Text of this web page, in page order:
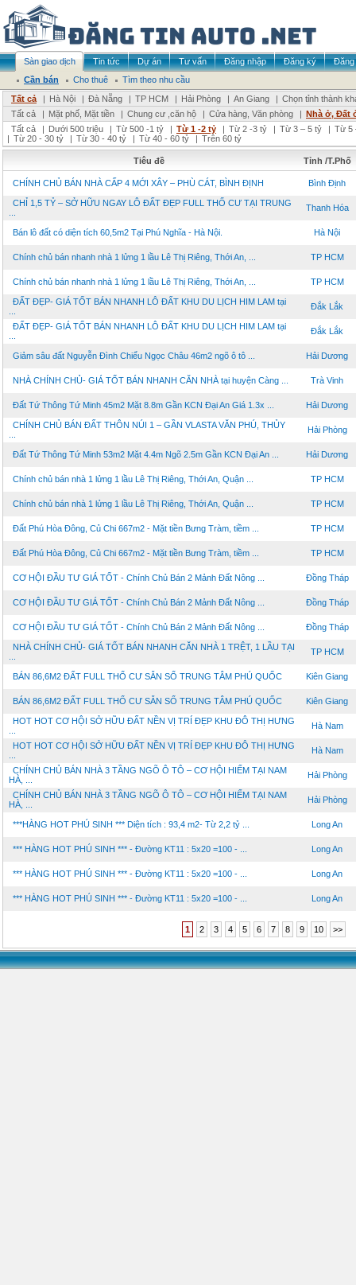
Sàn giao dịch Tin tức Dự án Tư vấn Đăng nhập Đăng ký
Đăng
Cần bán
Cho thuê
Tìm theo nhu cầu
Tất cả
| Hà Nội | Đà Nẵng | TP HCM | Hải Phòng | An Giang | Chọn tỉnh thành
Tất cả
| Mặt phố, Mặt tiền | Chung cư ,căn hộ | Cửa hàng, Văn phòng | Nhà ở, Đất
Tất cả
| Dưới 500 triệu | Từ 500 -1 tỷ | Từ 1 -2 tỷ | Từ 2 -3 tỷ | Từ 3 – 5 tỷ | Từ 5
| Từ 20 - 30 tỷ | Từ 30 - 40 tỷ | Từ 40 - 60 tỷ | Trên 60 tỷ
Tiêu đề Tỉnh /T.Phố
CHÍNH CHỦ BÁN NHÀ CẤP 4 MỚI XÂY – PHÙ CÁT, BÌNH ĐỊNH Bình Định
CHỈ 1,5 TỶ – SỞ HỮU NGAY LÔ ĐẤT ĐẸP FULL THỔ CƯ TẠI TRUNG
Thanh Hóa
Bán lô đất có diện tích 60,5m2 Tại Phú Nghĩa - Hà Nội. Hà Nội
Chính chủ bán nhanh nhà 1 lửng 1 lầu Lê Thị Riêng, Thới An, ... TP HCM
Chính chủ bán nhanh nhà 1 lửng 1 lầu Lê Thị Riêng, Thới An, ... TP HCM
ĐẤT ĐẸP- GIÁ TỐT BÁN NHANH LÔ ĐẤT KHU DU LỊCH HIM LAM tại
Đắk Lắk
ĐẤT ĐẸP- GIÁ TỐT BÁN NHANH LÔ ĐẤT KHU DU LỊCH HIM LAM tại
Đắk Lắk
Giảm sâu đất Nguyễn Đình Chiểu Ngọc Châu 46m2 ngõ ô tô ... Hải Dương
NHÀ CHÍNH CHỦ- GIÁ TỐT BÁN NHANH CĂN NHÀ tại huyện Càng ... Trà Vinh
Đất Tứ Thông Tứ Minh 45m2 Mặt 8.8m Gần KCN Đại An Giá 1.3x ... Hải Dương
CHÍNH CHỦ BÁN ĐẤT THÔN NÚI 1 – GẦN VLASTA VĂN PHÚ, THỦY
Hải Phòng
Đất Tứ Thông Tứ Minh 53m2 Mặt 4.4m Ngõ 2.5m Gần KCN Đại An ... Hải Dương
Chính chủ bán nhà 1 lửng 1 lầu Lê Thị Riêng, Thới An, Quận ... TP HCM
Chính chủ bán nhà 1 lửng 1 lầu Lê Thị Riêng, Thới An, Quận ... TP HCM
Đất Phú Hòa Đông, Củ Chi 667m2 - Mặt tiền Bưng Tràm, tiềm ... TP HCM
Đất Phú Hòa Đông, Củ Chi 667m2 - Mặt tiền Bưng Tràm, tiềm ... TP HCM
CƠ HỘI ĐẦU TƯ GIÁ TỐT - Chính Chủ Bán 2 Mảnh Đất Nông ... Đồng Tháp
CƠ HỘI ĐẦU TƯ GIÁ TỐT - Chính Chủ Bán 2 Mảnh Đất Nông ... Đồng Tháp
CƠ HỘI ĐẦU TƯ GIÁ TỐT - Chính Chủ Bán 2 Mảnh Đất Nông ... Đồng Tháp
NHÀ CHÍNH CHỦ- GIÁ TỐT BÁN NHANH CĂN NHÀ 1 TRỆT, 1 LẦU TẠI
TP HCM
BÁN 86,6M2 ĐẤT FULL THỔ CƯ SẴN SỔ TRUNG TÂM PHÚ QUỐC Kiên Giang
BÁN 86,6M2 ĐẤT FULL THỔ CƯ SẴN SỔ TRUNG TÂM PHÚ QUỐC Kiên Giang
HOT HOT CƠ HỘI SỞ HỮU ĐẤT NỀN VỊ TRÍ ĐẸP KHU ĐÔ THỊ HƯNG
Hà Nam
HOT HOT CƠ HỘI SỞ HỮU ĐẤT NỀN VỊ TRÍ ĐẸP KHU ĐÔ THỊ HƯNG
Hà Nam
CHÍNH CHỦ BÁN NHÀ 3 TẦNG NGÕ Ô TÔ – CƠ HỘI HIẾM TẠI NAM
HÀ, ...
Hải Phòng
CHÍNH CHỦ BÁN NHÀ 3 TẦNG NGÕ Ô TÔ – CƠ HỘI HIẾM TẠI NAM
HÀ, ...
Hải Phòng
***HÀNG HOT PHÚ SINH *** Diện tích : 93,4 m2- Từ 2,2 tỷ ... Long An
*** HÀNG HOT PHÚ SINH *** - Đường KT11 : 5x20 =100 - ... Long An
*** HÀNG HOT PHÚ SINH *** - Đường KT11 : 5x20 =100 - ... Long An
*** HÀNG HOT PHÚ SINH *** - Đường KT11 : 5x20 =100 - ... Long An
1 2 3 4 5 6 7 8 9 10 >>